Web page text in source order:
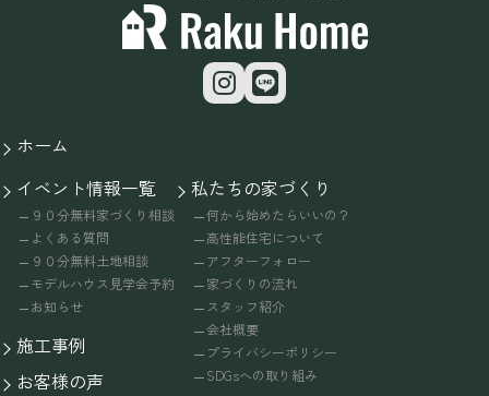
ホーム
イベント情報一覧
９０分無料家づくり相談
よくある質問
９０分無料土地相談
モデルハウス見学会予約
お知らせ
施工事例
お客様の声
私たちの家づくり
何から始めたらいいの？
高性能住宅について
アフターフォロー
家づくりの流れ
スタッフ紹介
会社概要
プライバシーポリシー
SDGsへの取り組み